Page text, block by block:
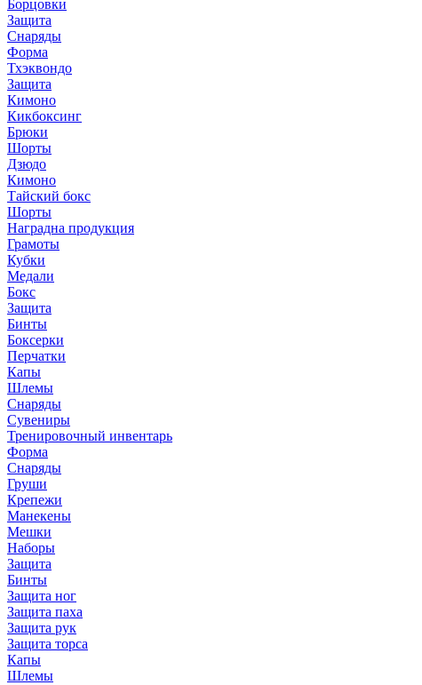
Борцовки
Защита
Снаряды
Форма
Тхэквондо
Защита
Кимоно
Кикбоксинг
Брюки
Шорты
Дзюдо
Кимоно
Тайский бокс
Шорты
Наградна продукция
Грамоты
Кубки
Медали
Бокс
Защита
Бинты
Боксерки
Перчатки
Капы
Шлемы
Снаряды
Сувениры
Тренировочный инвентарь
Форма
Снаряды
Груши
Крепежи
Манекены
Мешки
Наборы
Защита
Бинты
Защита ног
Защита паха
Защита рук
Защита торса
Капы
Шлемы